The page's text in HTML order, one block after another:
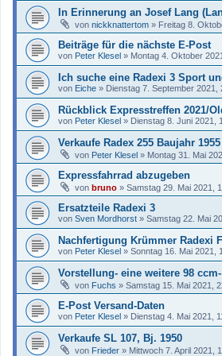
In Erinnerung an Josef Lang
von nickknattertom » Freitag 8.
Beiträge für die nächste E-Post
von Peter Klesel » Montag 4. Oktober
Ich suche eine Radexi 3 Sport
von Eiche » Dienstag 7. September 2021,
Rückblick Expresstreffen 2021/
von Peter Klesel » Dienstag 8. Juni 2021,
Verkaufe Radex 255 Baujahr 1955
von Peter Klesel » Montag 31. Mai
Expressfahrrad abzugeben
von bruno » Samstag 29. Mai 2021,
Ersatzteile Radexi 3
von Sven Mordhorst » Samstag 22. Mai
Nachfertigung Krümmer Radexi
von Peter Klesel » Sonntag 16. Mai 2021,
Vorstellung- eine weitere 98
von Fuchs » Samstag 15. Mai 2021,
E-Post Versand-Daten
von Peter Klesel » Dienstag 4. Mai 2021,
Verkaufe SL 107, Bj. 1950
von Frieder » Mittwoch 7. April 2021,